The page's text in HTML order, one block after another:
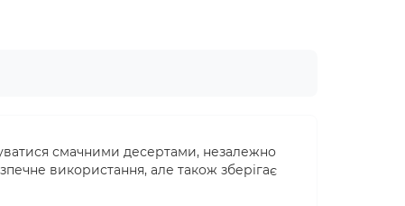
смачними десертами, незалежно
використання, але також зберігає